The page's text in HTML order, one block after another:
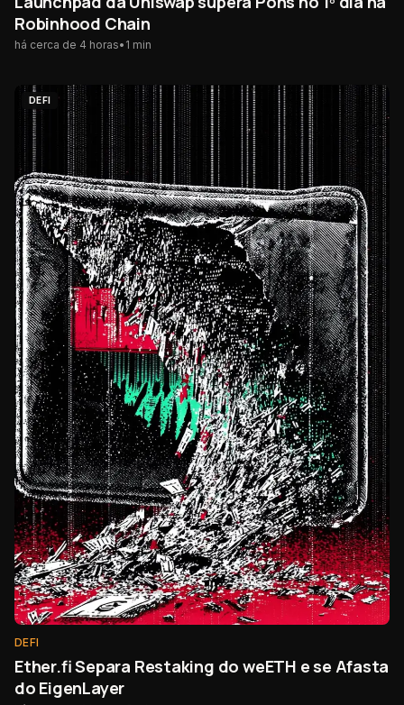
Robinhood Chain
há cerca de 4 horas• 1 min
DEFI
DEFI
Ether.fi Separa Restaking do weETH e se Afasta
do EigenLayer